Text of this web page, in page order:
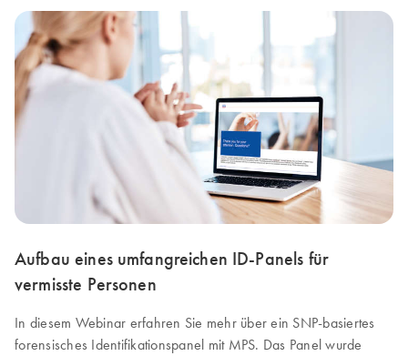
Aufbau eines umfangreichen ID-Panels für
vermisste Personen
In diesem Webinar erfahren Sie mehr über ein SNP-basiertes
forensisches Identifikationspanel mit MPS. Das Panel wurde